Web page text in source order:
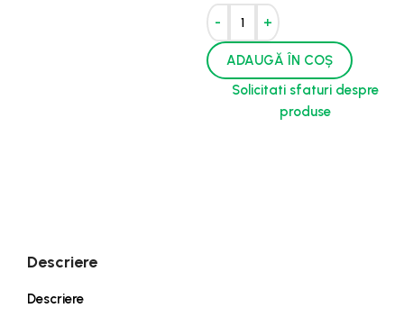
- +
ADAUGĂ ÎN COȘ
Solicitati sfaturi despre
produse
Descriere
Descriere